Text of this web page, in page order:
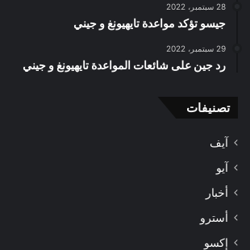
28 سبتمبر، 2022
جيسو تؤكد مواعدة تايهيونغ و جيني
29 سبتمبر، 2022
رد جين على شائعات المواعدة تايهيونغ و جيني
تصنيفات
آيف
آيو
أخبار
أسترو
إكسو